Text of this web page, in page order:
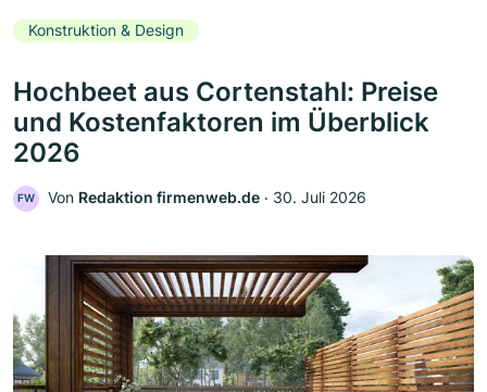
Konstruktion & Design
Hochbeet aus Cortenstahl: Preise
und Kostenfaktoren im Überblick
2026
FW Von Redaktion firmenweb.de ‧ 30. Juli 2026